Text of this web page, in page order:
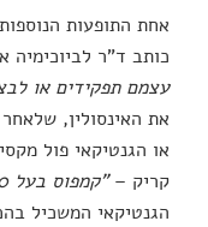
אחת התופעות
כותב ד"ר
עצמם תפקידים או
את האינסולין,
או הגנטיקאי פול
קריק –"קמפוס בעל 1500 עובדים ותקציב תפעול של למעלה מ-150 מיליון דולר"
הגנטיקאי המשכיל